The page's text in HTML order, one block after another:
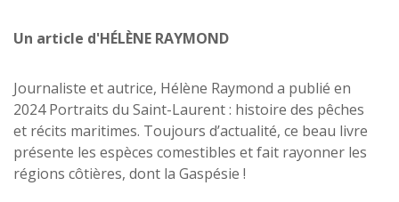
Un article d'HÉLÈNE RAYMOND
Journaliste et autrice, Hélène Raymond a publié en
2024 Portraits du Saint-Laurent : histoire des pêches
et récits maritimes. Toujours d’actualité, ce beau livre
présente les espèces comestibles et fait rayonner les
régions côtières, dont la Gaspésie !